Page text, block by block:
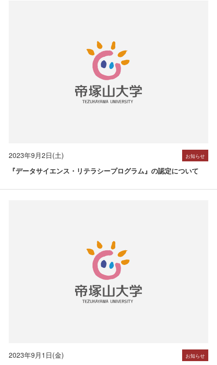
2023年9月2日(土) お知らせ
『データサイエンス・リテラシープログラム』の認定について
2023年9月1日(金) お知らせ